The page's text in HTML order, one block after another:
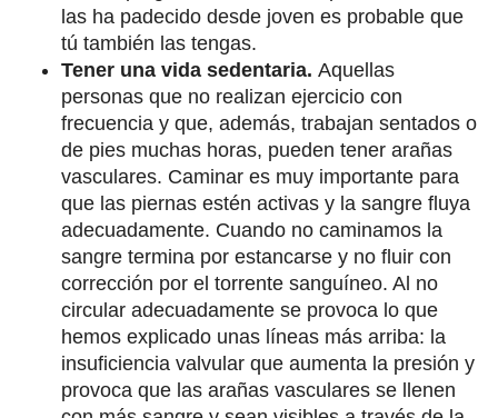
las ha padecido desde joven es probable que
tú también las tengas.
Tener una vida sedentaria. Aquellas
personas que no realizan ejercicio con
frecuencia y que, además, trabajan sentados o
de pies muchas horas, pueden tener arañas
vasculares. Caminar es muy importante para
que las piernas estén activas y la sangre fluya
adecuadamente. Cuando no caminamos la
sangre termina por estancarse y no fluir con
corrección por el torrente sanguíneo. Al no
circular adecuadamente se provoca lo que
hemos explicado unas líneas más arriba: la
insuficiencia valvular que aumenta la presión y
provoca que las arañas vasculares se llenen